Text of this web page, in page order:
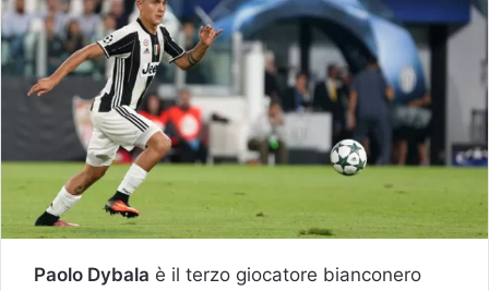
Paolo Dybala è il terzo giocatore bianconero